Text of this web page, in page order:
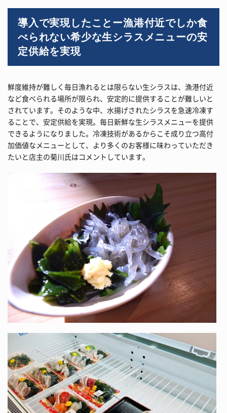
導入で実現したことー漁港付近でしか食
べられない希少な生シラスメニューの安
定供給を実現
鮮度維持が難しく毎日漁れるとは限らない生シラスは、漁港付近
など食べられる場所が限られ、安定的に提供することが難しいと
されています。そのような中、水揚げされたシラスを急速冷凍す
ることで、安定供給を実現。毎日新鮮な生シラスメニューを提供
できるようになりました。冷凍技術があるからこそ成り立つ高付
加価値なメニューとして、より多くのお客様に味わっていただき
たいと店主の菊川氏はコメントしています。